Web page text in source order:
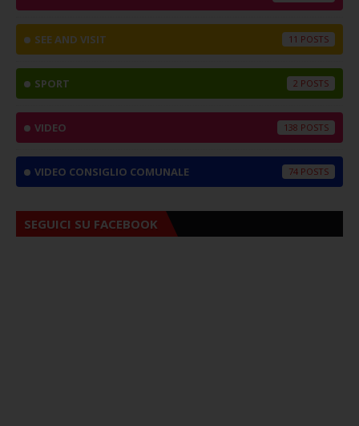
SEE AND VISIT 11
SPORT 2
VIDEO 138
VIDEO CONSIGLIO COMUNALE 74
SEGUICI SU FACEBOOK